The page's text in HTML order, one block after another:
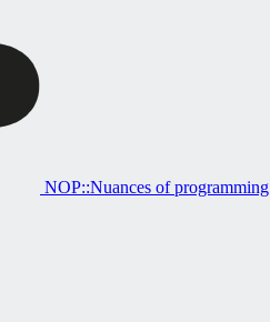
NOP::Nuances of programming